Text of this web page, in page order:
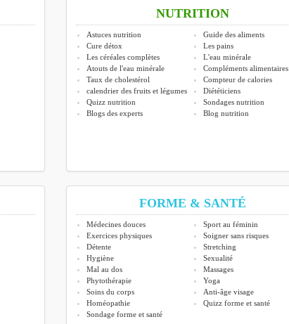
NUTRITION
Astuces nutrition
Guide des aliments
Cure détox
Les pains
Les céréales complètes
L'eau minérale
Atouts de l'eau minérale
Compléments alimentaires
Taux de cholestérol
Compteur de calories
calendrier des fruits et légumes
Diététiciens
Quizz nutrition
Sondages nutrition
Blogs des experts
Blog nutrition
FORME & SANTÉ
Médecines douces
Sport au féminin
Exercices physiques
Soigner sans risques
Détente
Stretching
Hygiène
Sexualité
Mal au dos
Massages
Phytothérapie
Yoga
Soins du corps
Anti-âge visage
Homéopathie
Quizz forme et santé
Sondage forme et santé